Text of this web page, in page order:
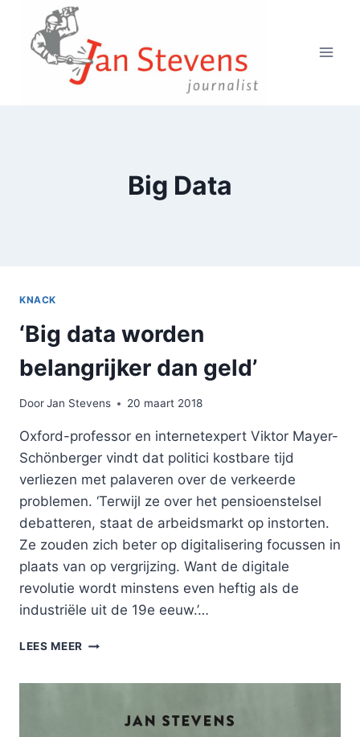
Doorgaan
inhoud
Big Data
KNACK
‘Big data worden
belangrijker dan geld’
DoorJan Stevens 20 maart 2018
Oxford-professor en internetexpert Viktor Mayer-
Schönberger vindt dat politici kostbare tijd
verliezen met palaveren over de verkeerde
problemen. ‘Terwijl ze over het pensioenstelsel
debatteren, staat de arbeidsmarkt op instorten.
Ze zouden zich beter op digitalisering focussen in
plaats van op vergrijzing. Want de digitale
revolutie wordt minstens even heftig als de
industriële uit de 19e eeuw.’…
LEES MEER ‘BIG